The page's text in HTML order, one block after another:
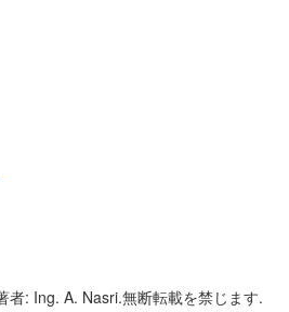
: Ing. A. Nasri.無断転載を禁じます.